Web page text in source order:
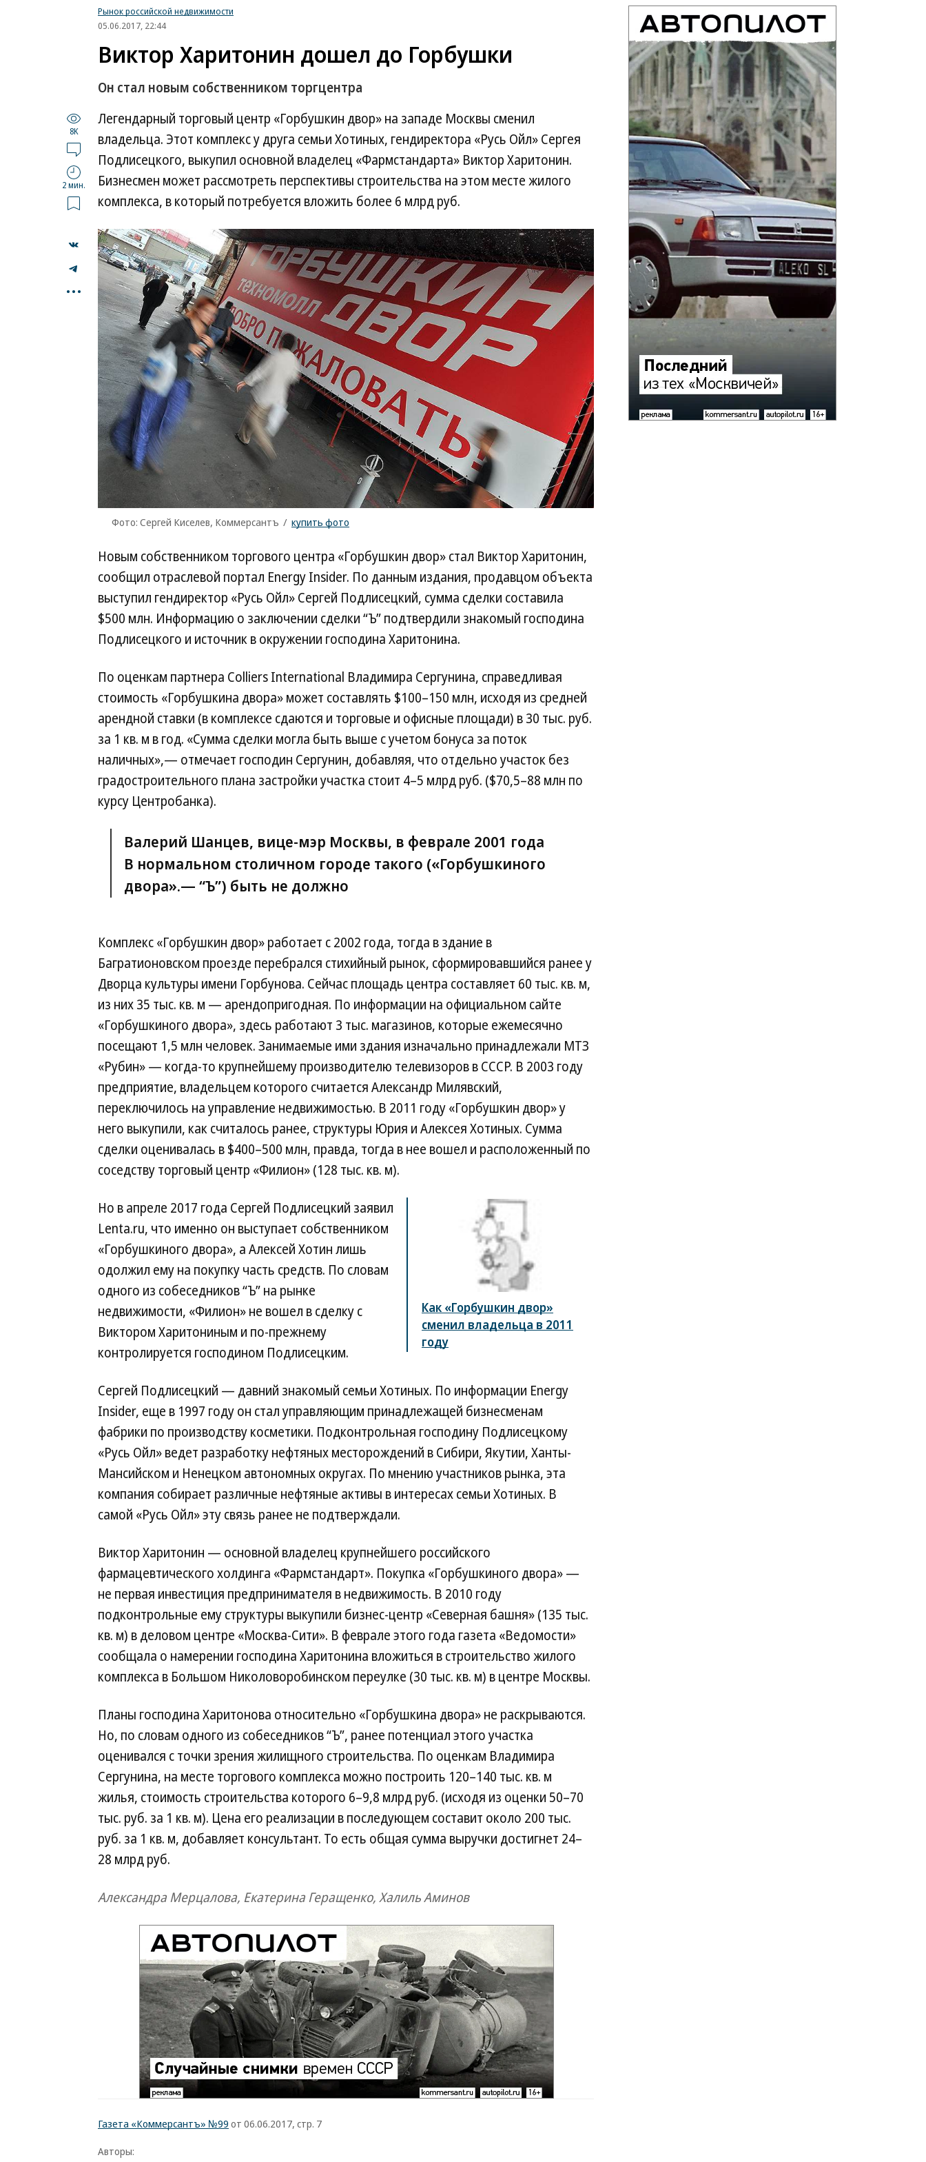
Рынок российской недвижимости
05.06.2017, 22:44
Виктор Харитонин дошел до Горбушки
Он стал новым собственником торгцентра
8K
2 мин.
...
Легендарный торговый центр «Горбушкин двор» на западе Москвы сменил
владельца. Этот комплекс у друга семьи Хотиных, гендиректора «Русь Ойл» Сергея
Подлисецкого, выкупил основной владелец «Фармстандарта» Виктор Харитонин.
Бизнесмен может рассмотреть перспективы строительства на этом месте жилого
комплекса, в который потребуется вложить более 6 млрд руб.
Фото: Сергей Киселев, Коммерсантъ / купить фото
Новым собственником торгового центра «Горбушкин двор» стал Виктор Харитонин,
сообщил отраслевой портал Energy Insider. По данным издания, продавцом объекта
выступил гендиректор «Русь Ойл» Сергей Подлисецкий, сумма сделки составила
$500 млн. Информацию о заключении сделки “Ъ” подтвердили знакомый господина
Подлисецкого и источник в окружении господина Харитонина.
По оценкам партнера Colliers International Владимира Сергунина, справедливая
стоимость «Горбушкина двора» может составлять $100–150 млн, исходя из средней
арендной ставки (в комплексе сдаются и торговые и офисные площади) в 30 тыс. руб.
за 1 кв. м в год. «Сумма сделки могла быть выше с учетом бонуса за поток
наличных»,— отмечает господин Сергунин, добавляя, что отдельно участок без
градостроительного плана застройки участка стоит 4–5 млрд руб. ($70,5–88 млн по
курсу Центробанка).
Валерий Шанцев, вице-мэр Москвы, в феврале 2001 года
В нормальном столичном городе такого («Горбушкиного
двора».— “Ъ”) быть не должно
Комплекс «Горбушкин двор» работает с 2002 года, тогда в здание в
Багратионовском проезде перебрался стихийный рынок, сформировавшийся ранее у
Дворца культуры имени Горбунова. Сейчас площадь центра составляет 60 тыс. кв. м,
из них 35 тыс. кв. м — арендопригодная. По информации на официальном сайте
«Горбушкиного двора», здесь работают 3 тыс. магазинов, которые ежемесячно
посещают 1,5 млн человек. Занимаемые ими здания изначально принадлежали МТЗ
«Рубин» — когда-то крупнейшему производителю телевизоров в СССР. В 2003 году
предприятие, владельцем которого считается Александр Милявский,
переключилось на управление недвижимостью. В 2011 году «Горбушкин двор» у
него выкупили, как считалось ранее, структуры Юрия и Алексея Хотиных. Сумма
сделки оценивалась в $400–500 млн, правда, тогда в нее вошел и расположенный по
соседству торговый центр «Филион» (128 тыс. кв. м).
Как «Горбушкин двор»
сменил владельца в 2011
году
Но в апреле 2017 года Сергей Подлисецкий заявил
Lenta.ru, что именно он выступает собственником
«Горбушкиного двора», а Алексей Хотин лишь
одолжил ему на покупку часть средств. По словам
одного из собеседников “Ъ” на рынке
недвижимости, «Филион» не вошел в сделку с
Виктором Харитониным и по-прежнему
контролируется господином Подлисецким.
Сергей Подлисецкий — давний знакомый семьи Хотиных. По информации Energy
Insider, еще в 1997 году он стал управляющим принадлежащей бизнесменам
фабрики по производству косметики. Подконтрольная господину Подлисецкому
«Русь Ойл» ведет разработку нефтяных месторождений в Сибири, Якутии, Ханты-
Мансийском и Ненецком автономных округах. По мнению участников рынка, эта
компания собирает различные нефтяные активы в интересах семьи Хотиных. В
самой «Русь Ойл» эту связь ранее не подтверждали.
Виктор Харитонин — основной владелец крупнейшего российского
фармацевтического холдинга «Фармстандарт». Покупка «Горбушкиного двора» —
не первая инвестиция предпринимателя в недвижимость. В 2010 году
подконтрольные ему структуры выкупили бизнес-центр «Северная башня» (135 тыс.
кв. м) в деловом центре «Москва-Сити». В феврале этого года газета «Ведомости»
сообщала о намерении господина Харитонина вложиться в строительство жилого
комплекса в Большом Николоворобинском переулке (30 тыс. кв. м) в центре Москвы.
Планы господина Харитонова относительно «Горбушкина двора» не раскрываются.
Но, по словам одного из собеседников “Ъ”, ранее потенциал этого участка
оценивался с точки зрения жилищного строительства. По оценкам Владимира
Сергунина, на месте торгового комплекса можно построить 120–140 тыс. кв. м
жилья, стоимость строительства которого 6–9,8 млрд руб. (исходя из оценки 50–70
тыс. руб. за 1 кв. м). Цена его реализации в последующем составит около 200 тыс.
руб. за 1 кв. м, добавляет консультант. То есть общая сумма выручки достигнет 24–
28 млрд руб.
Александра Мерцалова, Екатерина Геращенко, Халиль Аминов
Газета «Коммерсантъ» №99 от 06.06.2017, стр. 7
Авторы: